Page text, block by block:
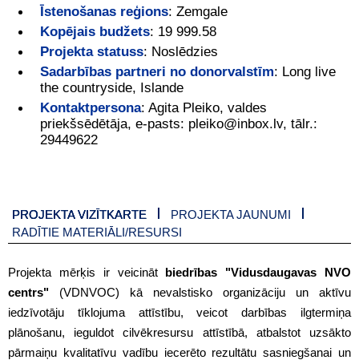
Īstenošanas reģions: Zemgale
Kopējais budžets: 19 999.58
Projekta statuss: Noslēdzies
Sadarbības partneri no donorvalstīm: Long live
the countryside, Islande
Kontaktpersona: Agita Pleiko, valdes
priekšsēdētāja, e-pasts: pleiko@inbox.lv, tālr.:
29449622
PROJEKTA VIZĪTKARTE
PROJEKTA JAUNUMI
RADĪTIE MATERIĀLI/RESURSI
Projekta mērķis ir veicināt biedrības "Vidusdaugavas NVO
centrs" (VDNVOC) kā nevalstisko organizāciju un aktīvu
iedzīvotāju tīklojuma attīstību, veicot darbības ilgtermiņa
plānošanu, ieguldot cilvēkresursu attīstībā, atbalstot uzsākto
pārmaiņu kvalitatīvu vadību iecerēto rezultātu sasniegšanai un